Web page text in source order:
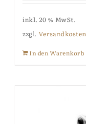
inkl. 20 % MwSt.
zzgl. Versandkosten
In den Warenkorb